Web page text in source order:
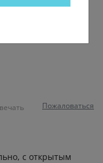
Пожаловаться
с открытым